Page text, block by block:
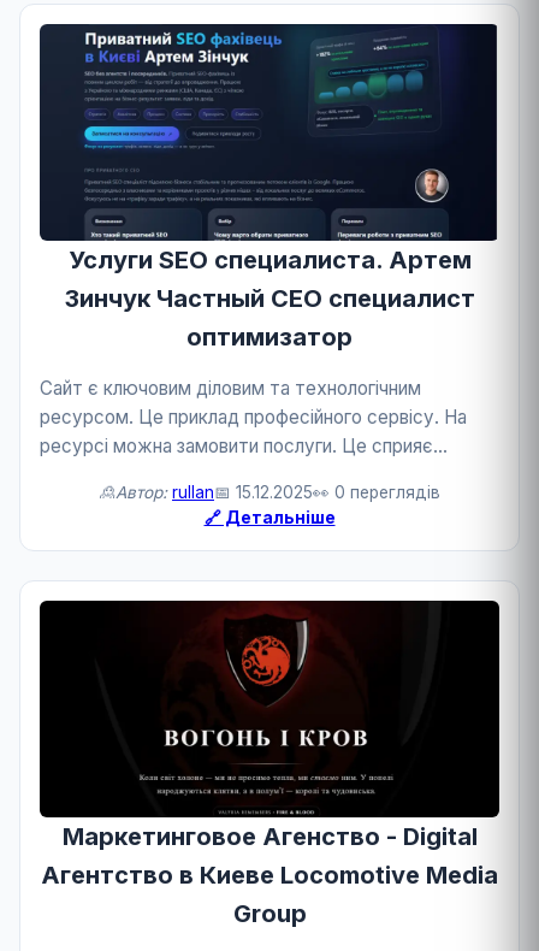
Услуги SEO специалиста. Артем
Зинчук Частный СЕО специалист
оптимизатор
Сайт є ключовим діловим та технологічним
ресурсом. Це приклад професійного сервісу. На
ресурсі можна замовити послуги. Це сприяє
🙎Автор: rullan📅 15.12.2025👀 0 переглядів
🔗 Детальніше
Маркетинговое Агенство - Digital
Агентство в Киеве Locomotive Media
Group